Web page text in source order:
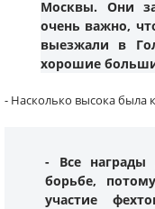
Москвы. Они
очень важно,
выезжали в
хорошие
- Насколько высока была
- Все награды
борьбе,
участие